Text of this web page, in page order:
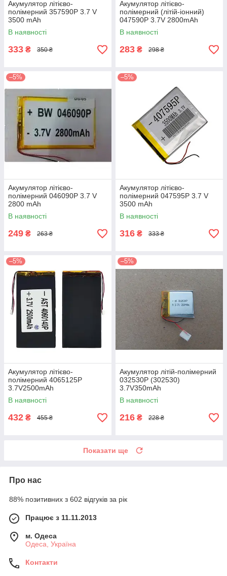
Акумулятор літієво-
полімерний 357590P 3.7 V
3500 mAh
В наявності
333 ₴ 350 ₴
Акумулятор літієво-
полімерний (літій-іонний)
047590P 3.7V 2800mAh
В наявності
283 ₴ 298 ₴
–5%
Акумулятор літієво-
полімерний 046090P 3.7 V
2800 mAh
В наявності
249 ₴ 263 ₴
–5%
Акумулятор літієво-
полімерний 047595P 3.7 V
3500 mAh
В наявності
316 ₴ 333 ₴
–5%
Акумулятор літієво-
полімерний 4065125P
3.7V2500mAh
В наявності
432 ₴ 455 ₴
–5%
Акумулятор літій-полімерний
032530P (302530)
3.7V350mAh
В наявності
216 ₴ 228 ₴
Показати ще
Про нас
88% позитивних з 602 відгуків за рік
Працює з 11.11.2013
м. Одеса
Одеса, Україна
Контакти